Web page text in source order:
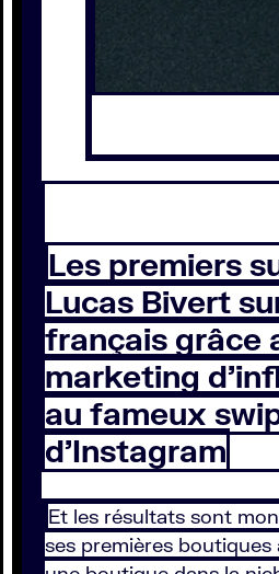
Les premiers
Lucas Bivert
français grâce
marketing
au fameux
d’Instagram
Et les résultats sont
ses premières